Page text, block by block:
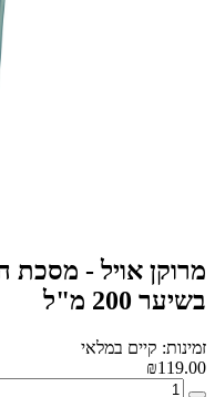
מרוקן אויל - מסכת
בשיער 200 מ"ל
זמינות: קיים במלאי
₪119.00